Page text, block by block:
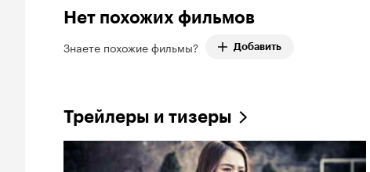
Нет похожих фильмов
Знаете похожие фильмы? Добавить
Трейлеры и тизеры